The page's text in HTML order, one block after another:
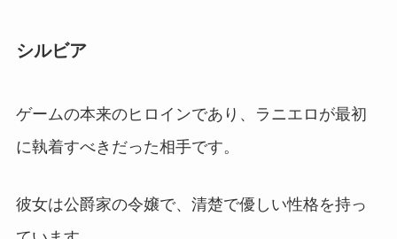
シルビア
ゲームの本来のヒロインであり、ラニエロが最初
に執着すべきだった相手です。
彼女は公爵家の令嬢で、清楚で優しい性格を持っ